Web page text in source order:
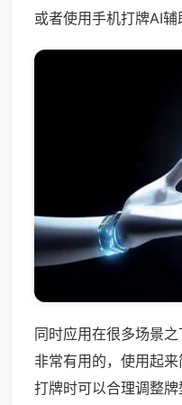
或者使用手机打牌AI辅
同时应用在很多场景
非常有用的，使用起
打牌时可以合理调整